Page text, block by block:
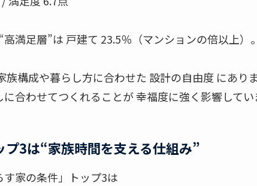
満足層”は 戸建て 23.5％（マンションの倍以上）。
族構成や暮らし方に合わせた 設計の自由度 にあり
合わせてつくれることが 幸福度に強く影響してい
プ3は“家族時間を支える仕組み”
家の条件」トップ3は